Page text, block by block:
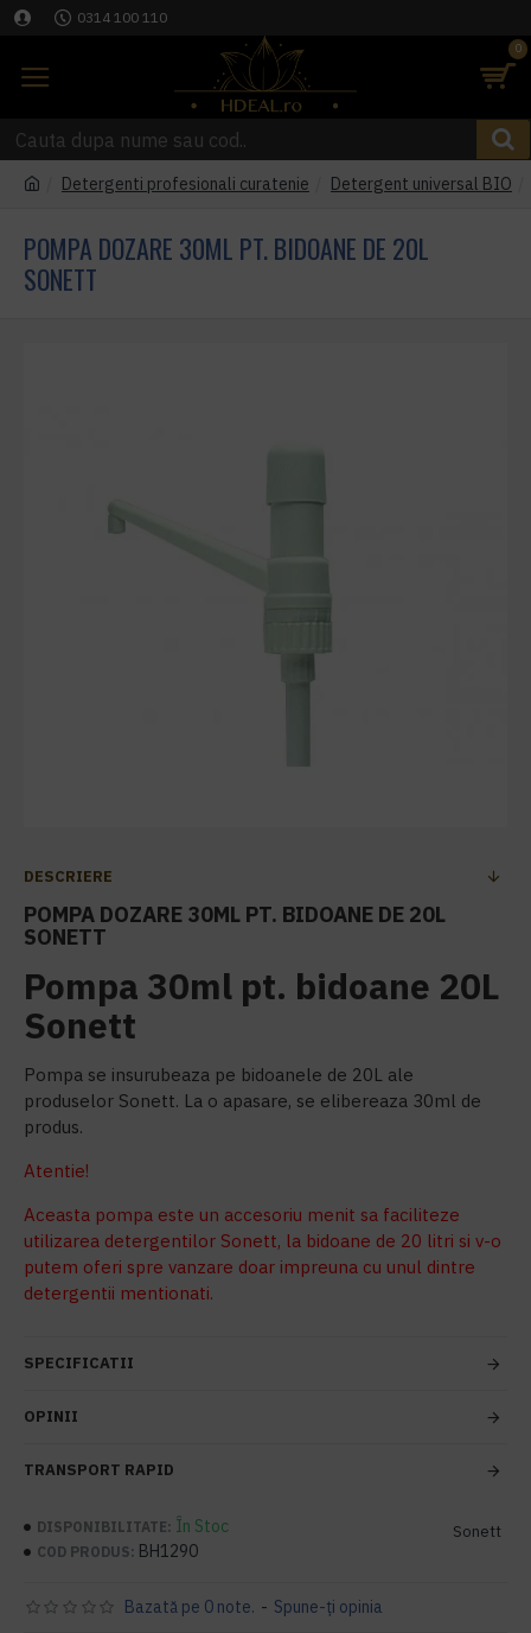
0314 100 110
0
Detergenti profesionali curatenie Detergent universal BIO
POMPA DOZARE 30ML PT. BIDOANE DE 20L
SONETT
DESCRIERE
POMPA DOZARE 30ML PT. BIDOANE DE 20L
SONETT
Pompa 30ml pt. bidoane 20L
Sonett
Pompa se insurubeaza pe bidoanele de 20L ale
produselor Sonett. La o apasare, se elibereaza 30ml de
produs.
Atentie!
Aceasta pompa este un accesoriu menit sa faciliteze
utilizarea detergentilor Sonett, la bidoane de 20 litri si v-o
putem oferi spre vanzare doar impreuna cu unul dintre
detergentii mentionati.
SPECIFICATII
OPINII
TRANSPORT RAPID
DISPONIBILITATE: În Stoc
COD PRODUS: BH1290
Sonett
Bazată pe 0 note. - Spune-ţi opinia